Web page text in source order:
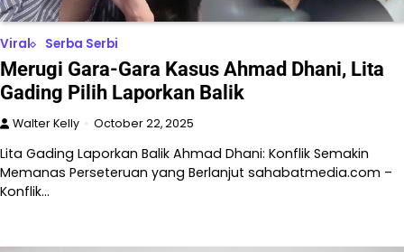
Viral Serba Serbi
Merugi Gara-Gara Kasus Ahmad Dhani, Lita
Gading Pilih Laporkan Balik
Walter Kelly October 22, 2025
Lita Gading Laporkan Balik Ahmad Dhani: Konflik Semakin
Memanas Perseteruan yang Berlanjut sahabatmedia.com –
Konflik…